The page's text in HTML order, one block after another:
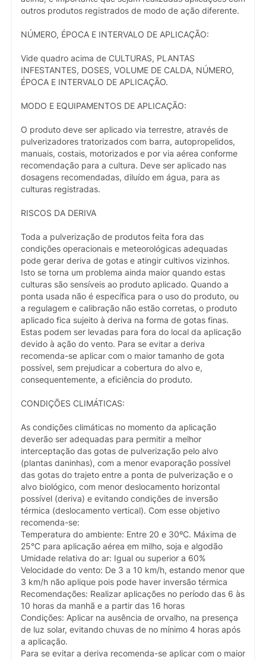
outros produtos registrados de modo de ação diferente.
NÚMERO, ÉPOCA E INTERVALO DE APLICAÇÃO:
Vide quadro acima de CULTURAS, PLANTAS
INFESTANTES, DOSES, VOLUME DE CALDA, NÚMERO,
ÉPOCA E INTERVALO DE APLICAÇÃO.
MODO E EQUIPAMENTOS DE APLICAÇÃO:
O produto deve ser aplicado via terrestre, através de
pulverizadores tratorizados com barra, autopropelidos,
manuais, costais, motorizados e por via aérea conforme
recomendação para a cultura. Deve ser aplicado nas
dosagens recomendadas, diluído em água, para as
culturas registradas.
RISCOS DA DERIVA
Toda a pulverização de produtos feita fora das
condições operacionais e meteorológicas adequadas
pode gerar deriva de gotas e atingir cultivos vizinhos.
Isto se torna um problema ainda maior quando estas
culturas são sensíveis ao produto aplicado. Quando a
ponta usada não é específica para o uso do produto, ou
a regulagem e calibração não estão corretas, o produto
aplicado fica sujeito à deriva na forma de gotas finas.
Estas podem ser levadas para fora do local da aplicação
devido à ação do vento. Para se evitar a deriva
recomenda-se aplicar com o maior tamanho de gota
possível, sem prejudicar a cobertura do alvo e,
consequentemente, a eficiência do produto.
CONDIÇÕES CLIMÁTICAS:
As condições climáticas no momento da aplicação
deverão ser adequadas para permitir a melhor
interceptação das gotas de pulverização pelo alvo
(plantas daninhas), com a menor evaporação possível
das gotas do trajeto entre a ponta de pulverização e o
alvo biológico, com menor deslocamento horizontal
possível (deriva) e evitando condições de inversão
térmica (deslocamento vertical). Com esse objetivo
recomenda-se:
Temperatura do ambiente: Entre 20 e 30ºC. Máxima de
25°C para aplicação aérea em milho, soja e algodão
Umidade relativa do ar: Igual ou superior a 60%
Velocidade do vento: De 3 a 10 km/h, estando menor que
3 km/h não aplique pois pode haver inversão térmica
Recomendações: Realizar aplicações no período das 6 às
10 horas da manhã e a partir das 16 horas
Condições: Aplicar na ausência de orvalho, na presença
de luz solar, evitando chuvas de no mínimo 4 horas após
a aplicação.
Para se evitar a deriva recomenda-se aplicar com o maior